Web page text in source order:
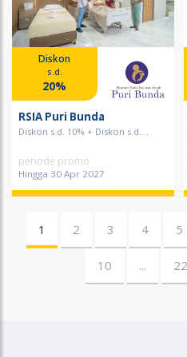
Diskon
s.d.
20%
RSIA Puri Bunda
Diskon s.d. 10% + Diskon s.d....
periode promo
Hingga 30 Apr 2027
1 2 3 4 5
10 ... 22